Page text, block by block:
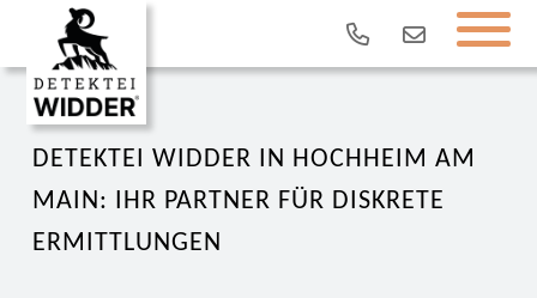
DETEKTEI WIDDER IN HOCHHEIM AM
MAIN: IHR PARTNER FÜR DISKRETE
ERMITTLUNGEN